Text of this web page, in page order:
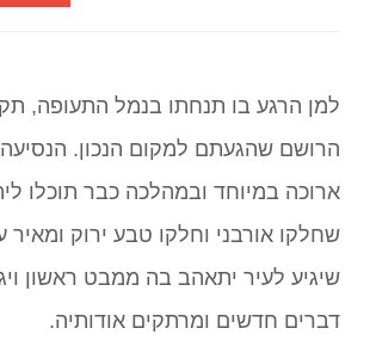
למן הרגע בו תנחתו בנמל התעופה,
הרושם שהגעתם למקום הנכון.
ארוכה במיוחד ובמהלכה כבר תוכלו
שחלקו אורבני וחלקו טבע ירוק ומאיר
שיגיע לעיר יתאהב בה ממבט ראשון
דברים חדשים ומרתקים אודותיה.